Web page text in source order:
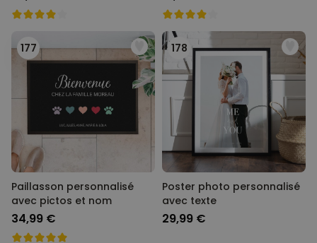
177
Paillasson personnalisé
avec pictos et nom
34,99 €
178
Poster photo personnalisé
avec texte
29,99 €